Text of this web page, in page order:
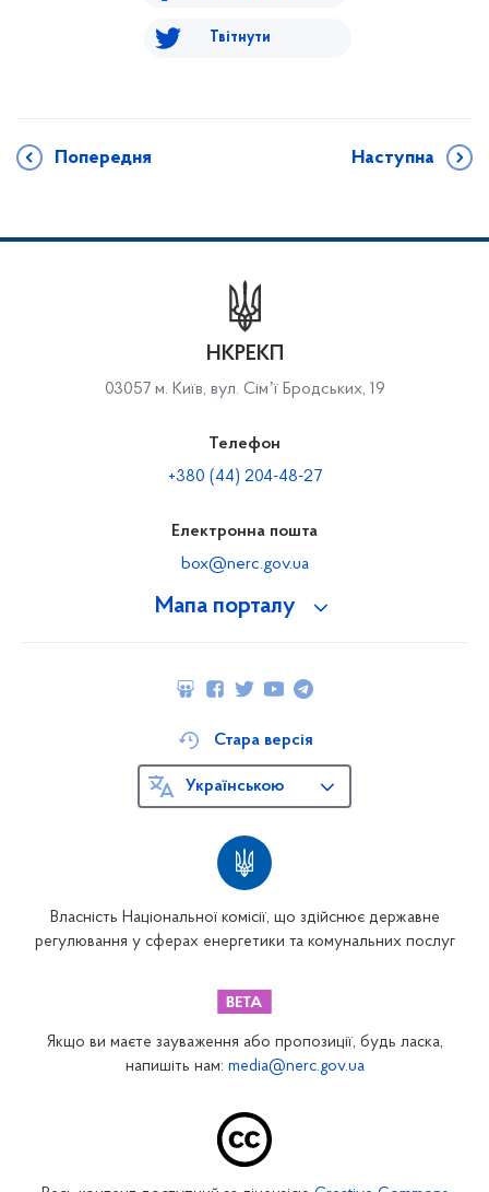
Твітнути
Попередня Наступна
Мапа порталу
НКРЕКП
03057 м. Київ, вул. Сімʼї Бродських, 19
Телефон
+380 (44) 204-48-27
Електронна пошта
box@nerc.gov.ua
Власність Національної комісії, що здійснює державне
регулювання у сферах енергетики та комунальних послуг
Стара версія
Українською
Якщо ви маєте зауваження або пропозиції, будь ласка,
напишіть нам: media@nerc.gov.ua